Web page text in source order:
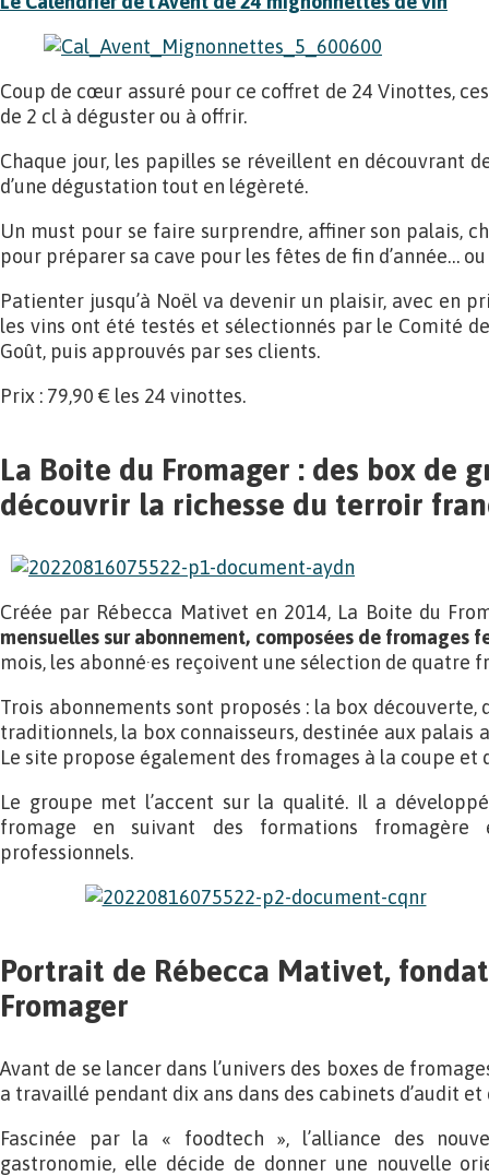
Coup de cœur assuré pour ce coffret de 24 Vinottes,
de 2 cl à déguster ou à offrir.
Chaque jour, les papilles se réveillent en découvrant
d’une dégustation tout en légèreté.
Un must pour se faire surprendre, affiner son palais,
pour préparer sa cave pour les fêtes de fin d’année…
Patienter jusqu’à Noël va devenir un plaisir, avec en
les vins ont été testés et sélectionnés par le Comité
Goût, puis approuvés par ses clients.
Prix : 79,90 € les 24 vinottes.
La Boite du Fromager : des box de
découvrir la richesse du terroir
Créée par Rébecca Mativet en 2014, La Boite du
mensuelles sur abonnement, composées de fromages
mois, les abonné·es reçoivent une sélection de quatre
Trois abonnements sont proposés : la box
traditionnels, la box connaisseurs, destinée aux palais
Le site propose également des fromages à la coupe et
Le groupe met l’accent sur la qualité. Il a
fromage en suivant des formations
professionnels.
Portrait de Rébecca Mativet,
Fromager
Avant de se lancer dans l’univers des boxes de
a travaillé pendant dix ans dans des cabinets d’audit et
Fascinée par la « foodtech », l’alliance des
gastronomie, elle décide de donner une nouvelle